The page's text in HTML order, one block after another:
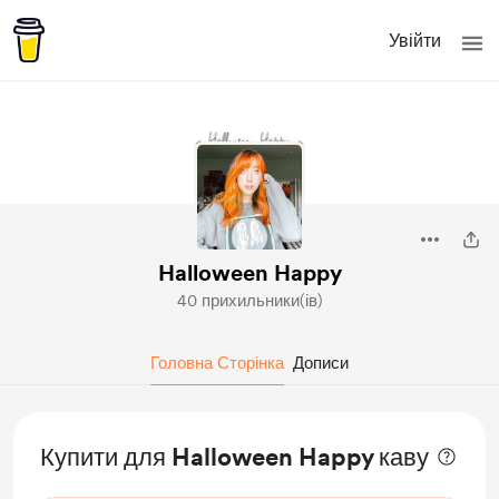
Увійти
Halloween Happy
40 прихильники(ів)
Головна Сторінка Дописи
Купити для Halloween Happy каву